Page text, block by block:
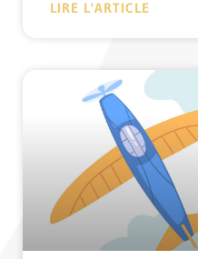
LIRE L'ARTICLE